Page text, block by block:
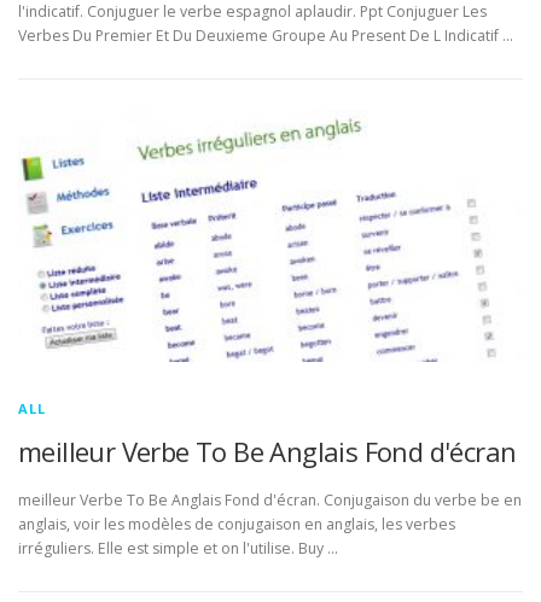
l'indicatif. Conjuguer le verbe espagnol aplaudir. Ppt Conjuguer Les
Verbes Du Premier Et Du Deuxieme Groupe Au Present De L Indicatif …
ALL
meilleur Verbe To Be Anglais Fond d'écran
meilleur Verbe To Be Anglais Fond d'écran. Conjugaison du verbe be en
anglais, voir les modèles de conjugaison en anglais, les verbes
irréguliers. Elle est simple et on l'utilise. Buy …